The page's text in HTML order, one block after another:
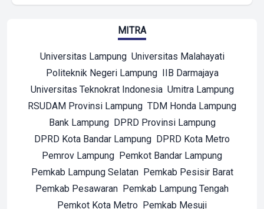
MITRA
Universitas Lampung Universitas Malahayati
Politeknik Negeri Lampung IIB Darmajaya
Universitas Teknokrat Indonesia Umitra Lampung
RSUDAM Provinsi Lampung TDM Honda Lampung
Bank Lampung DPRD Provinsi Lampung
DPRD Kota Bandar Lampung DPRD Kota Metro
Pemrov Lampung Pemkot Bandar Lampung
Pemkab Lampung Selatan Pemkab Pesisir Barat
Pemkab Pesawaran Pemkab Lampung Tengah
Pemkot Kota Metro Pemkab Mesuji